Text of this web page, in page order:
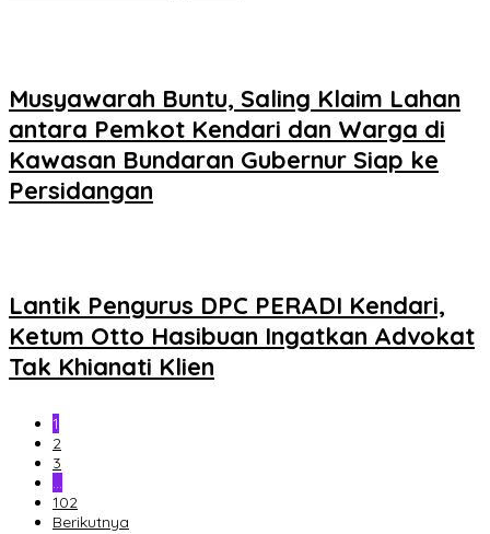
Musyawarah Buntu, Saling Klaim Lahan
antara Pemkot Kendari dan Warga di
Kawasan Bundaran Gubernur Siap ke
Persidangan
Lantik Pengurus DPC PERADI Kendari,
Ketum Otto Hasibuan Ingatkan Advokat
Tak Khianati Klien
1
2
3
…
102
Berikutnya